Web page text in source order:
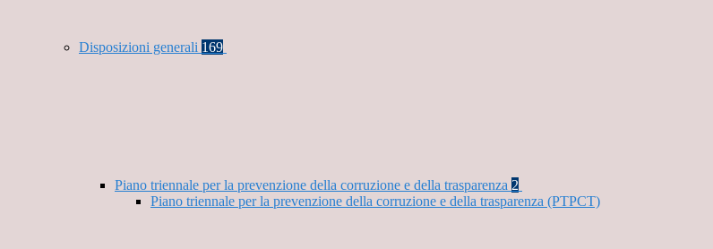
Disposizioni generali 169
Piano triennale per la prevenzione della corruzione e della trasparenza 2
Piano triennale per la prevenzione della corruzione e della trasparenza (PTPCT)